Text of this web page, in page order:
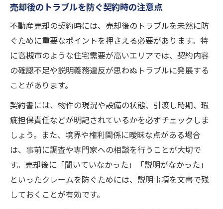
売却後のトラブルを防ぐ契約時の注意点
不動産売却の契約時には、売却後のトラブルを未然に防
ぐために重要なポイントを押さえる必要があります。特
に高槻市のような住宅需要が高いエリアでは、契約内容
の確認不足や説明義務違反が思わぬトラブルに発展する
ことがあります。
契約書には、物件の現況や設備の状態、引渡し時期、瑕
疵担保責任などが明記されているかを必ずチェックしま
しょう。また、境界や権利関係に曖昧な点がある場合
は、事前に調査や専門家への相談を行うことが大切で
す。売却後に「聞いていなかった」「説明がなかった」
といったクレームを防ぐためには、説明事項を文書で残
しておくことが有効です。